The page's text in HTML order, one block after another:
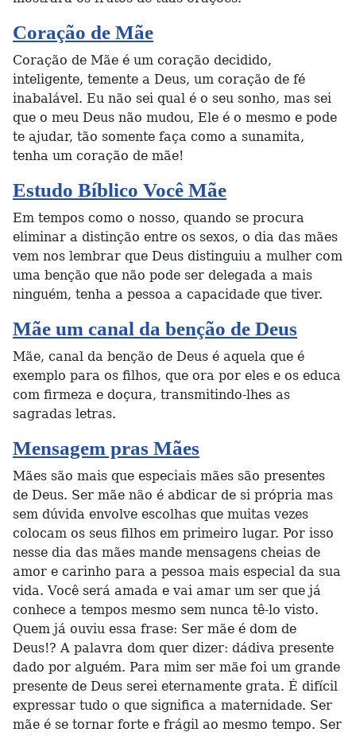
Coração de Mãe
Coração de Mãe é um coração decidido,
inteligente, temente a Deus, um coração de fé
inabalável. Eu não sei qual é o seu sonho, mas sei
que o meu Deus não mudou, Ele é o mesmo e pode
te ajudar, tão somente faça como a sunamita,
tenha um coração de mãe!
Estudo Bíblico Você Mãe
Em tempos como o nosso, quando se procura
eliminar a distinção entre os sexos, o dia das mães
vem nos lembrar que Deus distinguiu a mulher com
uma benção que não pode ser delegada a mais
ninguém, tenha a pessoa a capacidade que tiver.
Mãe um canal da benção de Deus
Mãe, canal da benção de Deus é aquela que é
exemplo para os filhos, que ora por eles e os educa
com firmeza e doçura, transmitindo-lhes as
sagradas letras.
Mensagem pras Mães
Mães são mais que especiais mães são presentes
de Deus. Ser mãe não é abdicar de si própria mas
sem dúvida envolve escolhas que muitas vezes
colocam os seus filhos em primeiro lugar. Por isso
nesse dia das mães mande mensagens cheias de
amor e carinho para a pessoa mais especial da sua
vida. Você será amada e vai amar um ser que já
conhece a tempos mesmo sem nunca tê-lo visto.
Quem já ouviu essa frase: Ser mãe é dom de
Deus!? A palavra dom quer dizer: dádiva presente
dado por alguém. Para mim ser mãe foi um grande
presente de Deus serei eternamente grata. É difícil
expressar tudo o que significa a maternidade. Ser
mãe é se tornar forte e frágil ao mesmo tempo. Ser